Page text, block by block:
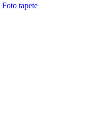
Foto tapete